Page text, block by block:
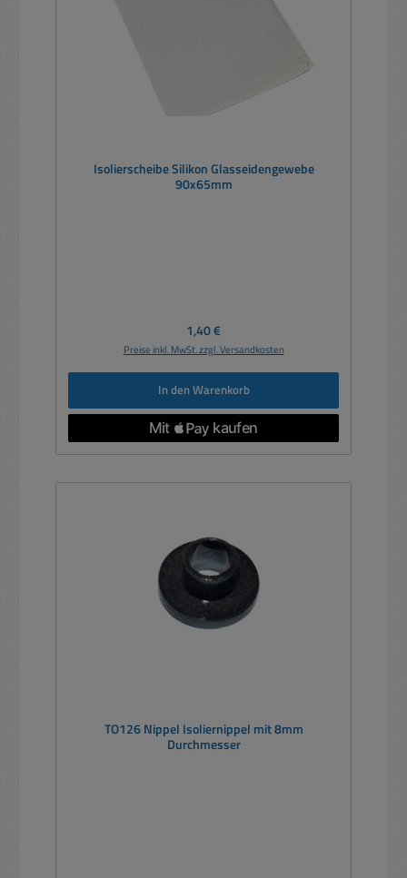
Isolierscheibe Silikon Glasseidengewebe
90x65mm
Regulärer Preis:
1,40 €
Preise inkl. MwSt. zzgl. Versandkosten
In den Warenkorb
TO126 Nippel Isoliernippel mit 8mm
Durchmesser